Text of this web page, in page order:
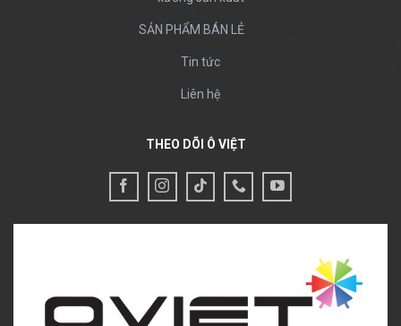
SẢN PHẨM BÁN LẺ
Tin tức
Liên hệ
THEO DÕI Ô VIỆT